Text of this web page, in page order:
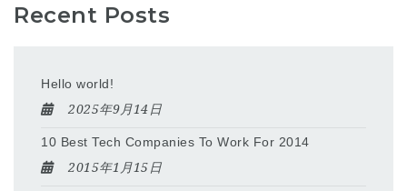
Recent Posts
Hello world!
2025年9月14日
10 Best Tech Companies To Work For 2014
2015年1月15日